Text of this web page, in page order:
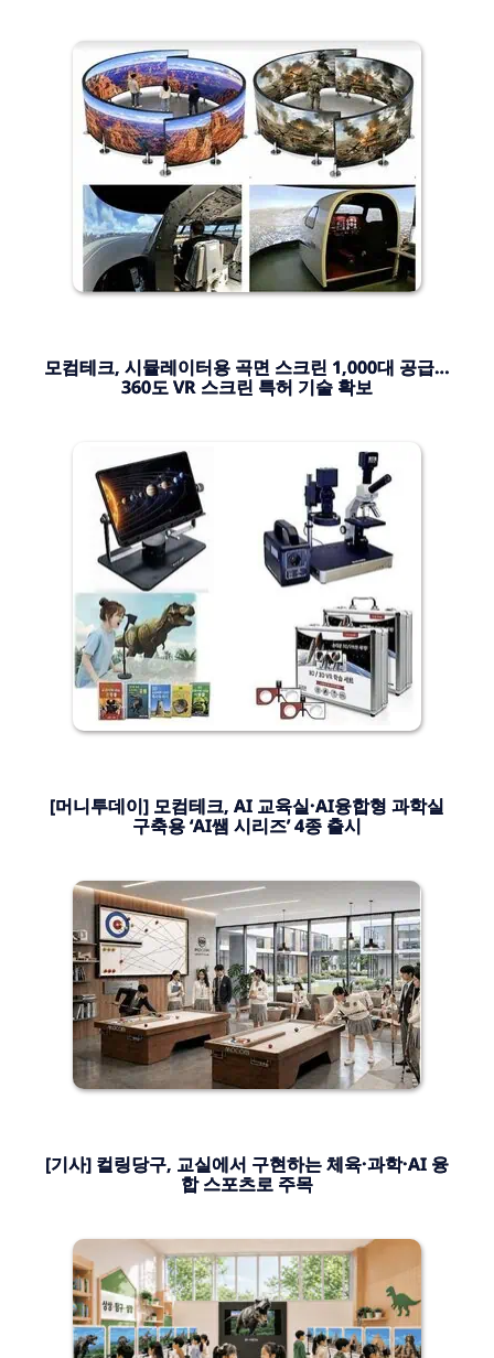
모컴테크, 시뮬레이터용 곡면 스크린 1,000대 공급…
360도 VR 스크린 특허 기술 확보
[머니투데이] 모컴테크, AI 교육실·AI융합형 과학실
구축용 ‘AI쌤 시리즈’ 4종 출시
[기사] 컬링당구, 교실에서 구현하는 체육·과학·AI 융
합 스포츠로 주목